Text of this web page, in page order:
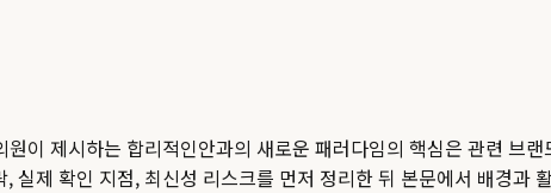
이 제시하는 합리적인안과의 새로운 패러다임의 핵심은 관련 브
실제 확인 지점, 최신성 리스크를 먼저 정리한 뒤 본문에서 배경과